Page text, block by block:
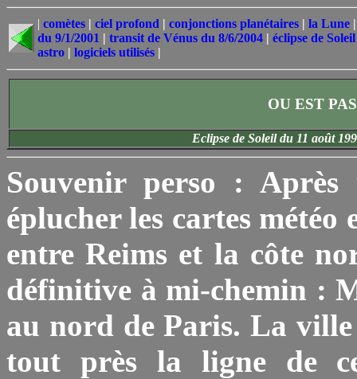
| comètes | ciel profond | conjonctions planétaires | la Lune
du 9/1/2001 | transit de Vénus du 8/6/2004 | éclipse de
astro | logiciels utilisés |
OU EST
Eclipse de Soleil du 11 août
Souvenir perso :
éplucher les cartes
entre Reims et la côte
définitive à mi-chemin :
au nord de Paris. La
tout près la ligne de